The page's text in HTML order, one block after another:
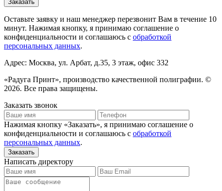
Оставьте заявку и наш менеджер перезвонит Вам в течение 10
минут. Нажимая кнопку, я принимаю соглашение о
конфиденциальности и соглашаюсь с обработкой
персональных данных.
Адрес: Москва, ул. Арбат, д.35, 3 этаж, офис 332
«Радуга Принт», производство качественной полиграфии. ©
2026. Все права защищены.
Заказать звонок
Нажимая кнопку «Заказать», я принимаю соглашение о
конфиденциальности и соглашаюсь с обработкой
персональных данных.
Написать директору